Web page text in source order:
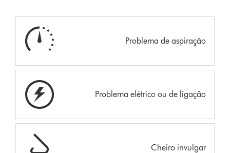
Problema de aspiração
Problema elétrico ou de ligação
Cheiro invulgar